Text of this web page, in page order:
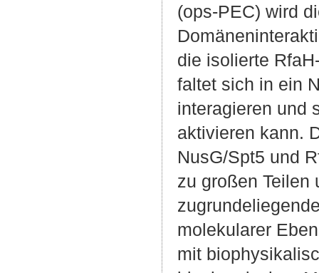
(ops-PEC) wird
die isolierte
faltet sich in ein
interagieren und
aktivieren kann.
NusG/Spt5 und
zu großen Teilen
molekularer
mit